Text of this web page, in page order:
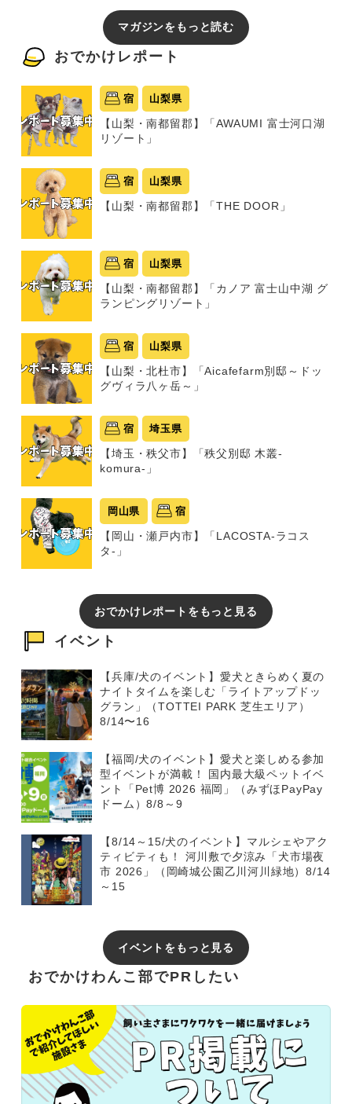
マガジンをもっと読む
おでかけレポート
宿 山梨県
【山梨・南都留郡】「AWAUMI 富士河口湖
リゾート」
宿 山梨県
【山梨・南都留郡】「THE DOOR」
宿 山梨県
【山梨・南都留郡】「カノア 富士山中湖 グ
ランピングリゾート」
宿 山梨県
【山梨・北杜市】「Aicafefarm別邸～ドッ
グヴィラ八ヶ岳～」
宿 埼玉県
【埼玉・秩父市】「秩父別邸 木叢-
komura-」
岡山県 宿
【岡山・瀬戸内市】「LACOSTA-ラコス
タ-」
おでかけレポートをもっと見る
イベント
【兵庫/犬のイベント】愛犬ときらめく夏の
ナイトタイムを楽しむ「ライトアップドッ
グラン」（TOTTEI PARK 芝生エリア）
8/14〜16
【福岡/犬のイベント】愛犬と楽しめる参加
型イベントが満載！ 国内最大級ペットイベ
ント「Pet博 2026 福岡」（みずほPayPay
ドーム）8/8～9
【8/14～15/犬のイベント】マルシェやアク
ティビティも！ 河川敷で夕涼み「犬市場夜
市 2026」（岡崎城公園乙川河川緑地）8/14
～15
イベントをもっと見る
おでかけわんこ部でPRしたい